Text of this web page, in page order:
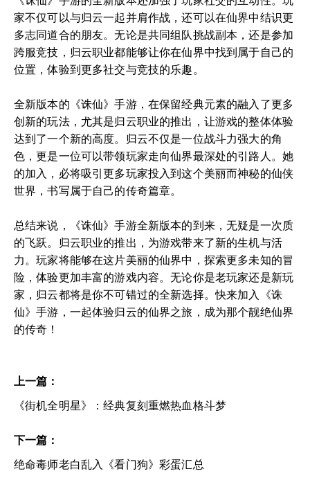
家不仅可以与归云一起并肩作战，还可以在仙界中结识更
多志同道合的朋友。无论是共同组队挑战副本，还是参加
跨服竞技，归云职业都能够让你在仙界中找到属于自己的
位置，体验到更多社交与竞技的乐趣。
全新版本的《诛仙》手游，在保留经典元素的融入了更多
创新的玩法，尤其是归云职业的推出，让游戏的整体体验
达到了一个新的高度。归云不仅是一位战斗力强大的角
色，更是一位可以带领玩家走向仙界最深处的引路人。她
的加入，必将吸引更多玩家投入到这个美丽而神秘的仙侠
世界，书写属于自己的传奇篇章。
总结来说，《诛仙》手游全新版本的到来，无疑是一次质
的飞跃。归云职业的推出，为游戏带来了新的生机与活
力。玩家将能够在这片美丽的仙界中，探索更多未知的冒
险，体验更加丰富的游戏内容。无论你是老玩家还是新玩
家，归云都将是你不可错过的全新选择。快来加入《诛
仙》手游，一起体验归云的仙界之旅，成为那个靓绝仙界
的传奇！
上一篇：
《街机全明星》：经典复刻重燃热血格斗梦
下一篇：
绝命毒师老白乱入《看门狗》彩蛋汇总